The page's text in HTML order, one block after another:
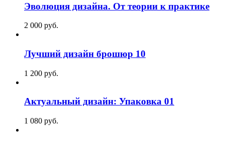
Эволюция дизайна. От теории к практике
2 000 pуб.
Лучший дизайн брошюр 10
1 200 pуб.
Актуальный дизайн: Упаковка 01
1 080 pуб.